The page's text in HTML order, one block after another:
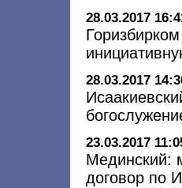
28.03.2017
28.03.2017
23.03.2017
Мединский:
договор по